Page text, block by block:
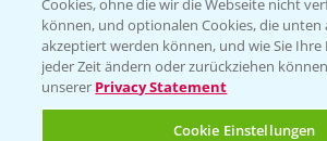
Cookies, ohne die wir die Webseite nicht
können, und optionalen Cookies, die
akzeptiert werden können, und wie Sie Ihre
jeder Zeit ändern oder zurückziehen
unserer Privacy Statement
Cookie Einstellungen